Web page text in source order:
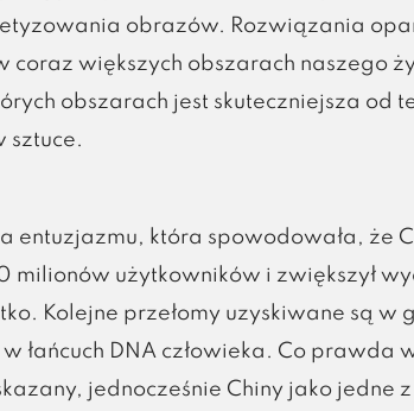
obrazów. Rozwiązania
coraz większych obszarach naszego
obszarach jest skuteczniejsza od
sztuce.
entuzjazmu, która spowodowała, że
milionów użytkowników i zwiększył
Kolejne przełomy uzyskiwane są
łańcuch DNA człowieka. Co
jednocześnie Chiny jako